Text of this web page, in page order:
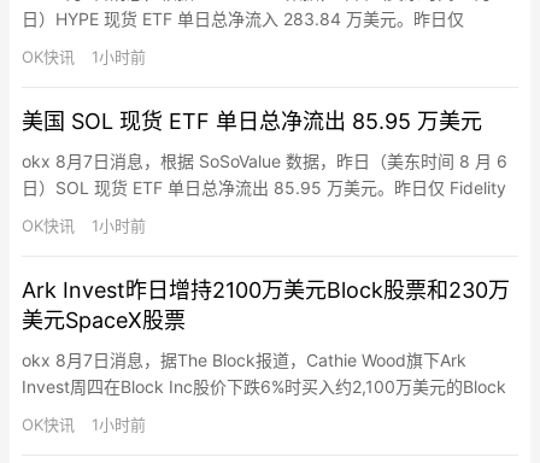
日）HYPE 现货 ETF 单日总净流入 283.84 万美元。昨日仅
Bitwise Hyperliquid ETF(BHYP) 净流入，单日净流入 283.84 万
美元，目前历史总净流入达 1.08 亿美元。截至发稿前，HYPE 现货
OK快讯 1小时前
美国 SOL 现货 ETF 单日总净流出 85.95 万美元
okx 8月7日消息，根据 SoSoValue 数据，昨日（美东时间 8 月 6
日）SOL 现货 ETF 单日总净流出 85.95 万美元。昨日仅 Fidelity
Solana Fund ETF(FSOL) 净流出，单日净流出 85.95 万美元，目
前历史总净流入达 1.95 亿美元。截至发稿前，SOL 现货 ETF 总资
OK快讯 1小时前
Ark Invest昨日增持2100万美元Block股票和230万
美元SpaceX股票
okx 8月7日消息，据The Block报道，Cathie Wood旗下Ark
Invest周四在Block Inc股价下跌6%时买入约2,100万美元的Block
股票，同时买入约230万美元的SpaceX股票。SpaceX当日反弹
6%，此前一日大跌13%。
OK快讯 1小时前